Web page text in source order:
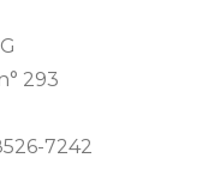
293
7242